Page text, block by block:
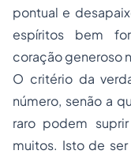
pontual e
espíritos bem
coração generoso
O critério da
número, senão a
raro podem
muitos. Isto de